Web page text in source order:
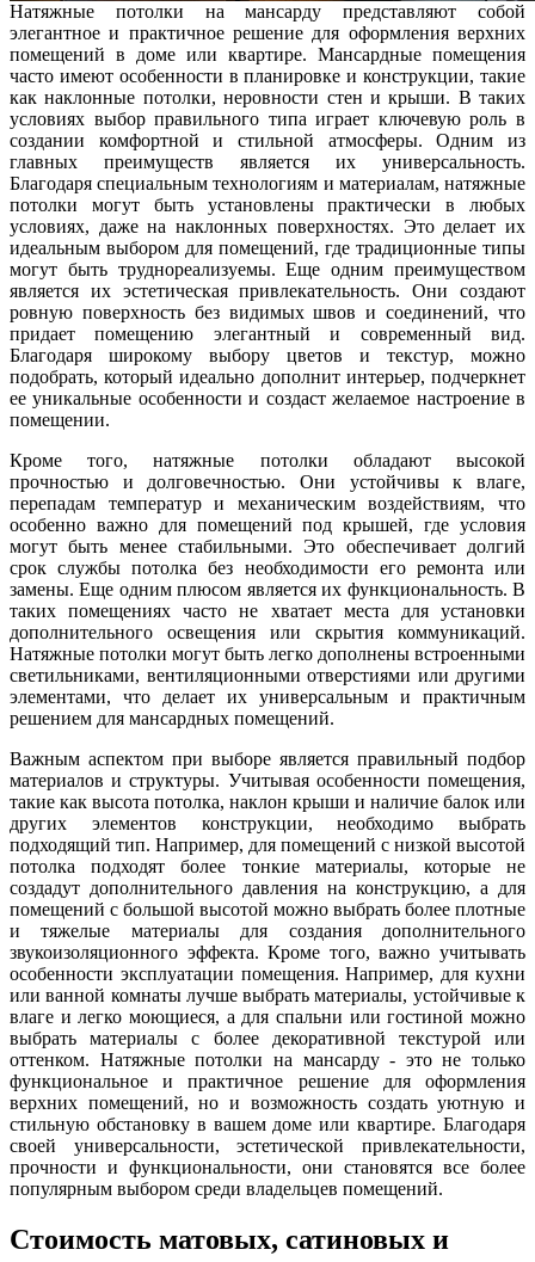
Натяжные потолки на мансарду представляют собой
элегантное и практичное решение для оформления верхних
помещений в доме или квартире. Мансардные помещения
часто имеют особенности в планировке и конструкции, такие
как наклонные потолки, неровности стен и крыши. В таких
условиях выбор правильного типа играет ключевую роль в
создании комфортной и стильной атмосферы. Одним из
главных преимуществ является их универсальность.
Благодаря специальным технологиям и материалам, натяжные
потолки могут быть установлены практически в любых
условиях, даже на наклонных поверхностях. Это делает их
идеальным выбором для помещений, где традиционные типы
могут быть труднореализуемы. Еще одним преимуществом
является их эстетическая привлекательность. Они создают
ровную поверхность без видимых швов и соединений, что
придает помещению элегантный и современный вид.
Благодаря широкому выбору цветов и текстур, можно
подобрать, который идеально дополнит интерьер, подчеркнет
ее уникальные особенности и создаст желаемое настроение в
помещении.
Кроме того, натяжные потолки обладают высокой
прочностью и долговечностью. Они устойчивы к влаге,
перепадам температур и механическим воздействиям, что
особенно важно для помещений под крышей, где условия
могут быть менее стабильными. Это обеспечивает долгий
срок службы потолка без необходимости его ремонта или
замены. Еще одним плюсом является их функциональность. В
таких помещениях часто не хватает места для установки
дополнительного освещения или скрытия коммуникаций.
Натяжные потолки могут быть легко дополнены встроенными
светильниками, вентиляционными отверстиями или другими
элементами, что делает их универсальным и практичным
решением для мансардных помещений.
Важным аспектом при выборе является правильный подбор
материалов и структуры. Учитывая особенности помещения,
такие как высота потолка, наклон крыши и наличие балок или
других элементов конструкции, необходимо выбрать
подходящий тип. Например, для помещений с низкой высотой
потолка подходят более тонкие материалы, которые не
создадут дополнительного давления на конструкцию, а для
помещений с большой высотой можно выбрать более плотные
и тяжелые материалы для создания дополнительного
звукоизоляционного эффекта. Кроме того, важно учитывать
особенности эксплуатации помещения. Например, для кухни
или ванной комнаты лучше выбрать материалы, устойчивые к
влаге и легко моющиеся, а для спальни или гостиной можно
выбрать материалы с более декоративной текстурой или
оттенком. Натяжные потолки на мансарду - это не только
функциональное и практичное решение для оформления
верхних помещений, но и возможность создать уютную и
стильную обстановку в вашем доме или квартире. Благодаря
своей универсальности, эстетической привлекательности,
прочности и функциональности, они становятся все более
популярным выбором среди владельцев помещений.
Стоимость матовых, сатиновых и